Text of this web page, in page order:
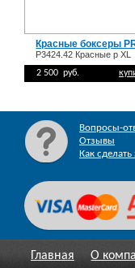
Красные боксеры
P3424.42 Красные р XL
2 500 руб.
Вопросы-
Отзывы
Как сделать
Главная О